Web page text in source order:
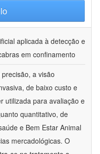
aplicada à detecção e
em confinamento
a visão
de baixo custo e
utilizada para avaliação e
quantitativo, de
e Bem Estar Animal
mercadológicas. O